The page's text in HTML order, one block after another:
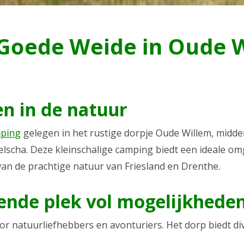
Weide in Oude
in de natuur
gelegen in het rustige dorpje Oude Willem,
Deze kleinschalige camping biedt een ideale
de prachtige natuur van Friesland en Drenthe.
plek vol
natuurliefhebbers en avonturiers. Het dorp biedt